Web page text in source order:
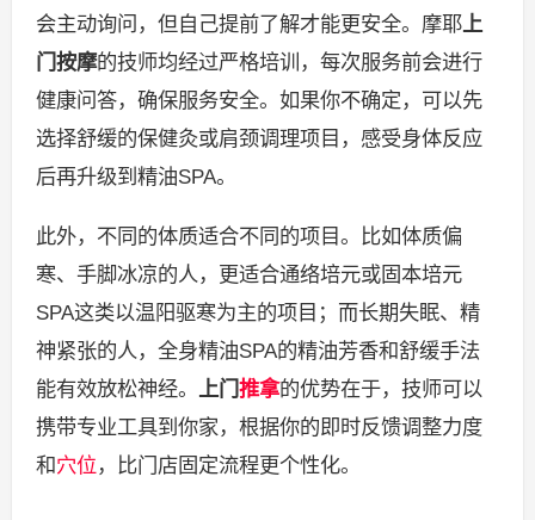
会主动询问，但自己提前了解才能更安全。摩耶上
门按摩的技师均经过严格培训，每次服务前会进行
健康问答，确保服务安全。如果你不确定，可以先
选择舒缓的保健灸或肩颈调理项目，感受身体反应
后再升级到精油SPA。
此外，不同的体质适合不同的项目。比如体质偏
寒、手脚冰凉的人，更适合通络培元或固本培元
SPA这类以温阳驱寒为主的项目；而长期失眠、精
神紧张的人，全身精油SPA的精油芳香和舒缓手法
能有效放松神经。
上门推拿的优势在于，技师可以
携带专业工具到你家，根据你的即时反馈调整力度
和穴位 ，比门店固定流程更个性化。